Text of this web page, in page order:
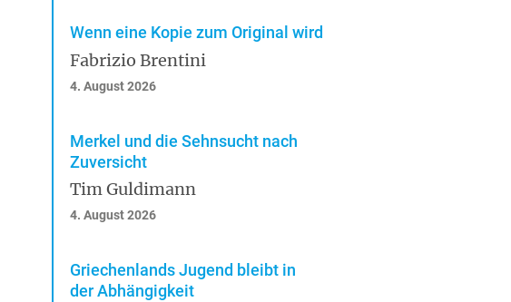
Wenn eine Kopie zum Original wird
Fabrizio Brentini
4. August 2026
Merkel und die Sehnsucht nach
Zuversicht
Tim Guldimann
4. August 2026
Griechenlands Jugend bleibt in
der Abhängigkeit